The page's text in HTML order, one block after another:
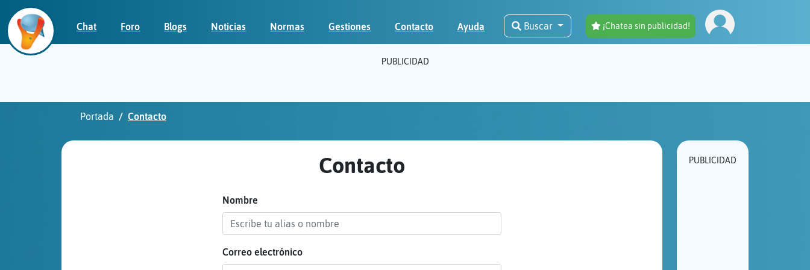
Chat Foro Blogs Noticias Normas Gestiones Contacto Ayuda Buscar ¡Chatea sin publicidad!
PUBLICIDAD
Portada Contacto
Contacto
Nombre
Correo electrónico
PUBLICIDAD
Iniciar